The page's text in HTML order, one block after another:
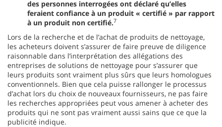
des personnes interrogées ont déclaré qu’elles
feraient confiance à un produit « certifié » par rapport
à un produit non certifié.7
Lors de la recherche et de l’achat de produits de nettoyage,
les acheteurs doivent s’assurer de faire preuve de diligence
raisonnable dans l’interprétation des allégations des
entreprises de solutions de nettoyage pour s’assurer que
leurs produits sont vraiment plus sûrs que leurs homologues
conventionnels. Bien que cela puisse rallonger le processus
d’achat lors du choix de nouveaux fournisseurs, ne pas faire
les recherches appropriées peut vous amener à acheter des
produits qui ne sont pas vraiment aussi sains que ce que la
publicité indique.